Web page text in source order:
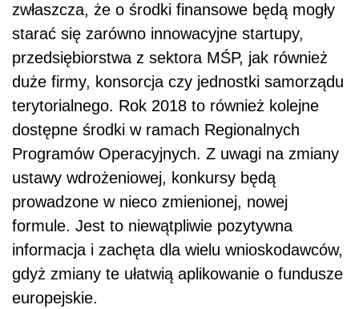
zwłaszcza, że o środki finansowe będą mogły
starać się zarówno innowacyjne startupy,
przedsiębiorstwa z sektora MŚP, jak również
duże firmy, konsorcja czy jednostki samorządu
terytorialnego. Rok 2018 to również kolejne
dostępne środki w ramach Regionalnych
Programów Operacyjnych. Z uwagi na zmiany
ustawy wdrożeniowej, konkursy będą
prowadzone w nieco zmienionej, nowej
formule. Jest to niewątpliwie pozytywna
informacja i zachęta dla wielu wnioskodawców,
gdyż zmiany te ułatwią aplikowanie o fundusze
europejskie.